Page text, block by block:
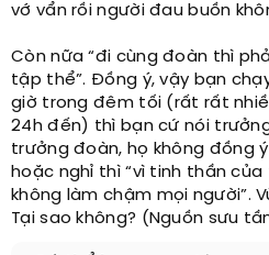
vớ vẩn rồi người đau buồn
Còn nữa “đi cùng đoàn thì
tập thể”. Đồng ý, vậy bạn
giờ trong đêm tối (rất rất
24h đến) thì bạn cứ nói
trưởng đoàn, họ không đồng
hoặc nghỉ thì “vì tinh thần
không làm chậm mọi người”.
Tại sao không? (Nguồn sưu